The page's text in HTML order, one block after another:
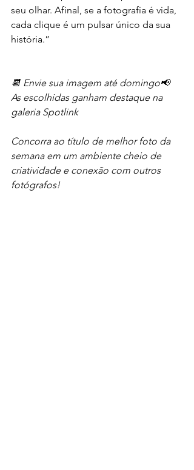
seu olhar. Afinal, se a fotografia é vida,
cada clique é um pulsar único da sua
história.”
📆 Envie sua imagem até domingo📢
As escolhidas ganham destaque na
galeria Spotlink
Concorra ao título de melhor foto da
semana em um ambiente cheio de
criatividade e conexão com outros
fotógrafos!